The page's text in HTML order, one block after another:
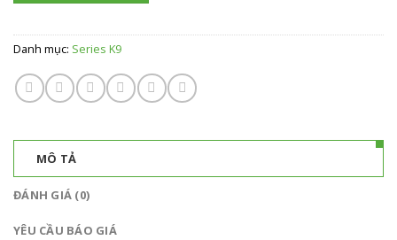
Danh mục: Series K9
MÔ TẢ
ĐÁNH GIÁ (0)
YÊU CẦU BÁO GIÁ